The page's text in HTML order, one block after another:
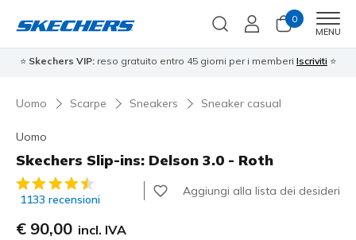
0
MENU
⭐ Skechers VIP: reso gratuito entro 45 giorni per i memberi Iscriviti ⭐
Uomo Scarpe Sneakers Sneaker casual
Uomo
Skechers Slip-ins: Delson 3.0 - Roth
Valutazione cliente 3,9 su 5
1133 recensioni
Aggiungi alla lista dei desideri
€ 90,00 incl. IVA